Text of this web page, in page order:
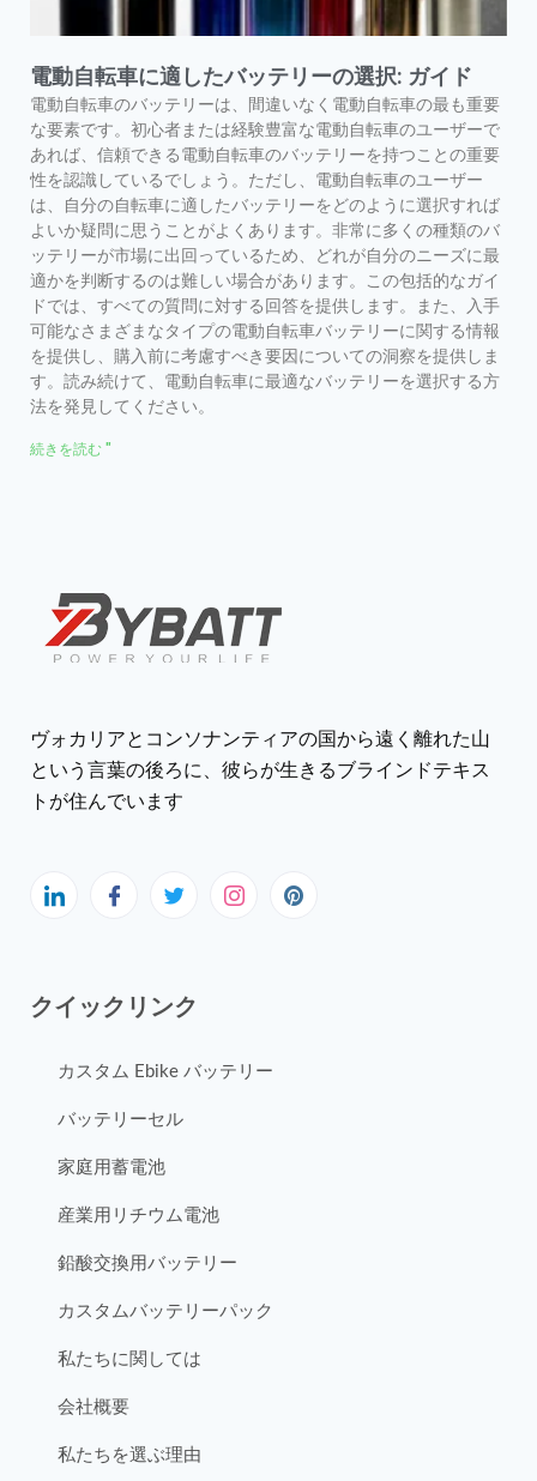
電動自転車に適したバッテリーの選択: ガイド
電動自転車のバッテリーは、間違いなく電動自転車の最も重要
な要素です。初心者または経験豊富な電動自転車のユーザーで
あれば、信頼できる電動自転車のバッテリーを持つことの重要
性を認識しているでしょう。ただし、電動自転車のユーザー
は、自分の自転車に適したバッテリーをどのように選択すれば
よいか疑問に思うことがよくあります。非常に多くの種類のバ
ッテリーが市場に出回っているため、どれが自分のニーズに最
適かを判断するのは難しい場合があります。この包括的なガイ
ドでは、すべての質問に対する回答を提供します。また、入手
可能なさまざまなタイプの電動自転車バッテリーに関する情報
を提供し、購入前に考慮すべき要因についての洞察を提供しま
す。読み続けて、電動自転車に最適なバッテリーを選択する方
法を発見してください。
続きを読む "
ヴォカリアとコンソナンティアの国から遠く離れた山
という言葉の後ろに、彼らが生きるブラインドテキス
トが住んでいます
クイックリンク
カスタム Ebike バッテリー
バッテリーセル
家庭用蓄電池
産業用リチウム電池
鉛酸交換用バッテリー
カスタムバッテリーパック
私たちに関しては
会社概要
私たちを選ぶ理由